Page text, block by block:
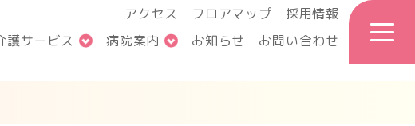
アクセス フロアマップ
採用情報
護サービス 病院案内 お知らせ お問い合わせ